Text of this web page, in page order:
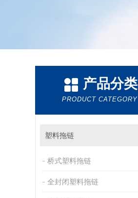
产品分类
PRODUCT CATEGORY
塑料拖链
桥式塑料拖链
全封闭塑料拖链